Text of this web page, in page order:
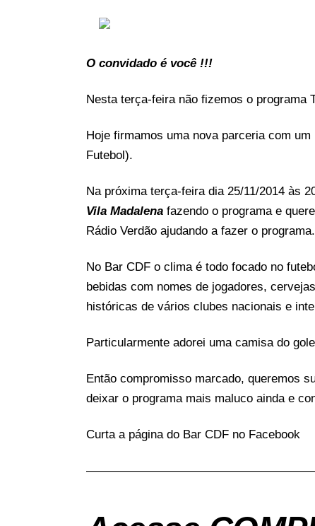
O convidado é você !!!
Nesta terça-feira não fizemos o programa
Hoje firmamos uma nova parceria com
Futebol).
Na próxima terça-feira dia 25/11/2014 às
Vila Madalena fazendo o programa e
Rádio Verdão ajudando a fazer o programa.
No Bar CDF o clima é todo focado no
bebidas com nomes de jogadores,
históricas de vários clubes nacionais e
Particularmente adorei uma camisa do
Então compromisso marcado, queremos
deixar o programa mais maluco ainda e
Curta a página do Bar CDF no Facebook